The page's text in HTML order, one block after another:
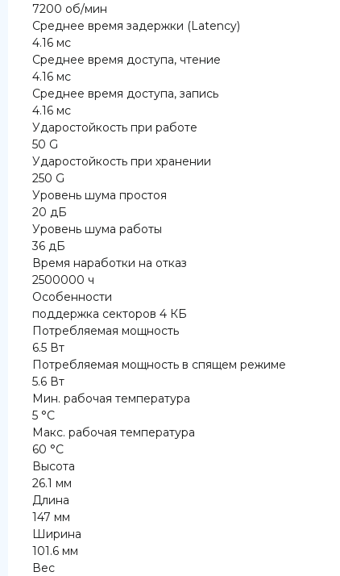
7200 об/мин
Среднее время задержки (Latency)
4.16 мс
Среднее время доступа, чтение
4.16 мс
Среднее время доступа, запись
4.16 мс
Ударостойкость при работе
50 G
Ударостойкость при хранении
250 G
Уровень шума простоя
20 дБ
Уровень шума работы
36 дБ
Время наработки на отказ
2500000 ч
Особенности
поддержка секторов 4 КБ
Потребляемая мощность
6.5 Вт
Потребляемая мощность в спящем режиме
5.6 Вт
Мин. рабочая температура
5 °C
Макс. рабочая температура
60 °C
Высота
26.1 мм
Длина
147 мм
Ширина
101.6 мм
Вес